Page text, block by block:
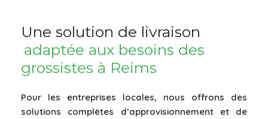
Une solution de livraison
adaptée aux besoins des
grossistes à Reims
Pour les entreprises locales, nous offrons des
solutions complètes d’approvisionnement et de